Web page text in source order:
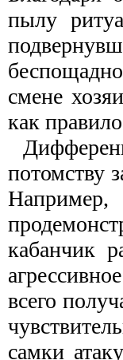
пылу
смене
как
потомству
кабанчик
всего
самки